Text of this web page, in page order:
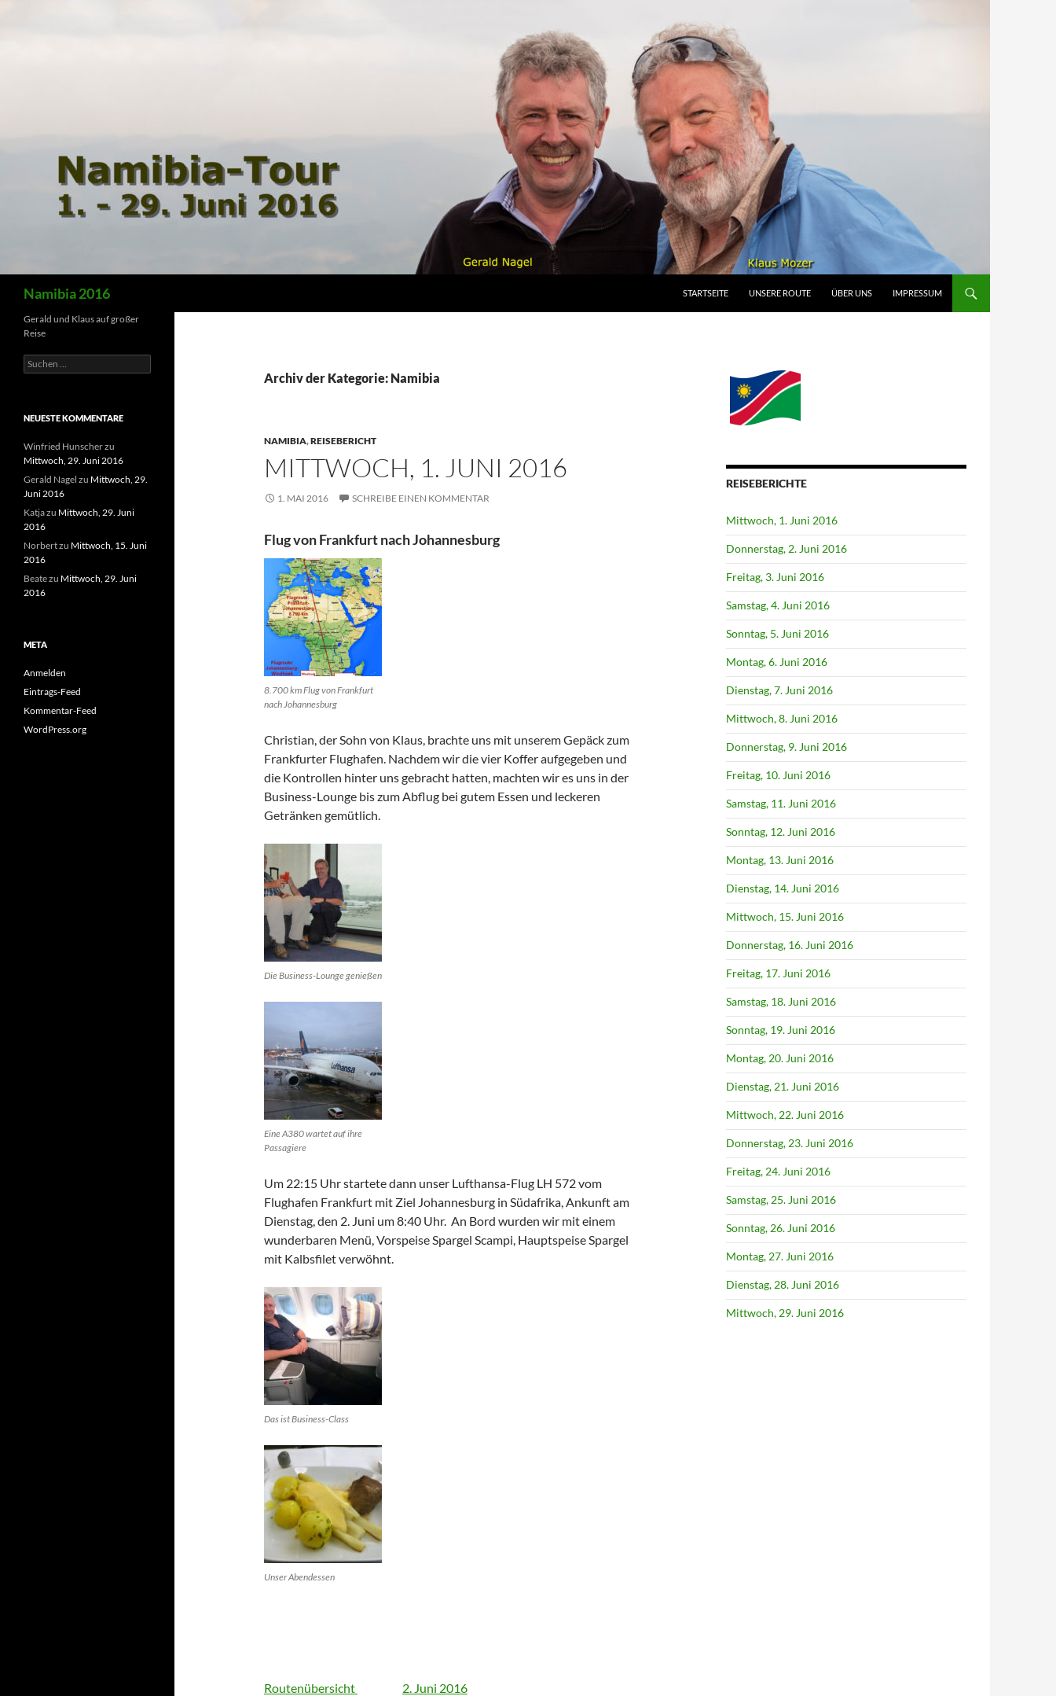
Namibia 2016
STARTSEITE
UNSERE ROUTE ÜBER UNS IMPRESSUM
Archiv der Kategorie: Namibia
NAMIBIA,REISEBERICHT
MITTWOCH, 1. JUNI 2016
1. MAI 2016 SCHREIBE EINEN KOMMENTAR
Flug von Frankfurt nach Johannesburg
8.700 km Flug von Frankfurt
nach Johannesburg
Christian, der Sohn von Klaus, brachte uns mit unserem Gepäck zum
Frankfurter Flughafen. Nachdem wir die vier Koffer aufgegeben und
die Kontrollen hinter uns gebracht hatten, machten wir es uns in der
Business-Lounge bis zum Abflug bei gutem Essen und leckeren
Getränken gemütlich.
Die Business-Lounge genießen
Eine A380 wartet auf ihre
Passagiere
Um 22:15 Uhr startete dann unser Lufthansa-Flug LH 572 vom
Flughafen Frankfurt mit Ziel Johannesburg in Südafrika, Ankunft am
Dienstag, den 2. Juni um 8:40 Uhr. An Bord wurden wir mit einem
wunderbaren Menü, Vorspeise Spargel Scampi, Hauptspeise Spargel
mit Kalbsfilet verwöhnt.
Das ist Business-Class
Unser Abendessen
Routenübersicht 2. Juni 2016
REISEBERICHTE
Mittwoch, 1. Juni 2016
Donnerstag, 2. Juni 2016
Freitag, 3. Juni 2016
Samstag, 4. Juni 2016
Sonntag, 5. Juni 2016
Montag, 6. Juni 2016
Dienstag, 7. Juni 2016
Mittwoch, 8. Juni 2016
Donnerstag, 9. Juni 2016
Freitag, 10. Juni 2016
Samstag, 11. Juni 2016
Sonntag, 12. Juni 2016
Montag, 13. Juni 2016
Dienstag, 14. Juni 2016
Mittwoch, 15. Juni 2016
Donnerstag, 16. Juni 2016
Freitag, 17. Juni 2016
Samstag, 18. Juni 2016
Sonntag, 19. Juni 2016
Montag, 20. Juni 2016
Dienstag, 21. Juni 2016
Mittwoch, 22. Juni 2016
Donnerstag, 23. Juni 2016
Freitag, 24. Juni 2016
Samstag, 25. Juni 2016
Sonntag, 26. Juni 2016
Montag, 27. Juni 2016
Dienstag, 28. Juni 2016
Mittwoch, 29. Juni 2016
Gerald und Klaus auf großer
Reise
Suchen
nach:
NEUESTE KOMMENTARE
Winfried Hunscherzu
Mittwoch, 29. Juni 2016
Gerald Nagel zu Mittwoch, 29.
Juni 2016
Katjazu Mittwoch, 29. Juni
2016
Norbertzu Mittwoch, 15. Juni
2016
Beatezu Mittwoch, 29. Juni
2016
META
Anmelden
Eintrags-Feed
Kommentar-Feed
WordPress.org